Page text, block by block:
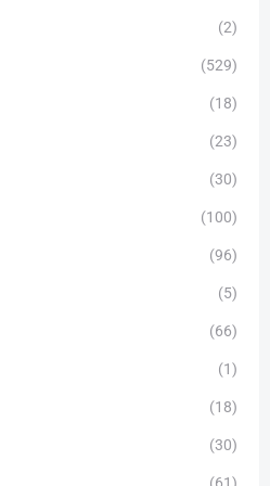
(2)
(529)
(18)
(23)
(30)
(100)
(96)
(5)
(66)
(1)
(18)
(30)
(61)